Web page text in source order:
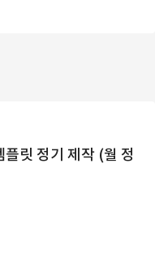
릿 정기 제작 (월 정